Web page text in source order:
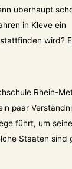
überhaupt
in Kleve ein
wird?
Rhein-
paar
führt, um
Staaten sind